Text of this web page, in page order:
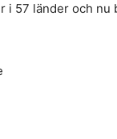
i 57 länder och nu